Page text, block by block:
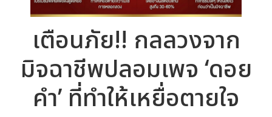
เตือนภัย!! กลลวงจาก
มิจฉาชีพปลอมเพจ ‘ดอย
คำ’ ที่ทำให้เหยื่อตายใจ